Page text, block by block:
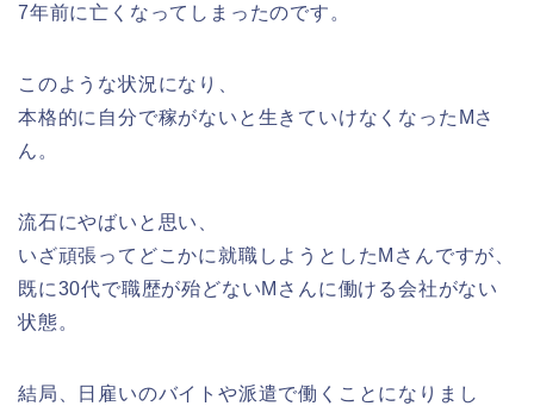
7年前に亡くなってしまったのです。
このような状況になり、
本格的に自分で稼がないと生きていけなくなったMさ
ん。
流石にやばいと思い、
いざ頑張ってどこかに就職しようとしたMさんですが、
既に30代で職歴が殆どないMさんに働ける会社がない
状態。
結局、日雇いのバイトや派遣で働くことになりまし